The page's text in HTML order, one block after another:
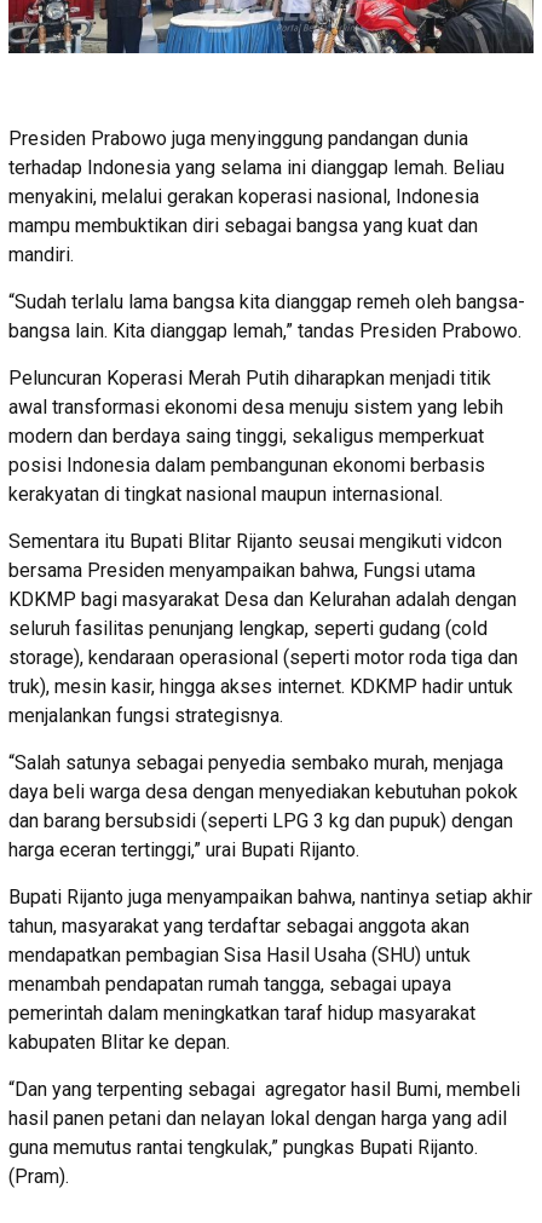
Presiden Prabowo juga menyinggung pandangan dunia
terhadap Indonesia yang selama ini dianggap lemah. Beliau
menyakini, melalui gerakan koperasi nasional, Indonesia
mampu membuktikan diri sebagai bangsa yang kuat dan
mandiri.
“Sudah terlalu lama bangsa kita dianggap remeh oleh bangsa-
bangsa lain. Kita dianggap lemah,” tandas Presiden Prabowo.
Peluncuran Koperasi Merah Putih diharapkan menjadi titik
awal transformasi ekonomi desa menuju sistem yang lebih
modern dan berdaya saing tinggi, sekaligus memperkuat
posisi Indonesia dalam pembangunan ekonomi berbasis
kerakyatan di tingkat nasional maupun internasional.
Sementara itu Bupati Blitar Rijanto seusai mengikuti vidcon
bersama Presiden menyampaikan bahwa, Fungsi utama
KDKMP bagi masyarakat Desa dan Kelurahan adalah dengan
seluruh fasilitas penunjang lengkap, seperti gudang (cold
storage), kendaraan operasional (seperti motor roda tiga dan
truk), mesin kasir, hingga akses internet. KDKMP hadir untuk
menjalankan fungsi strategisnya.
“Salah satunya sebagai penyedia sembako murah, menjaga
daya beli warga desa dengan menyediakan kebutuhan pokok
dan barang bersubsidi (seperti LPG 3 kg dan pupuk) dengan
harga eceran tertinggi,” urai Bupati Rijanto.
Bupati Rijanto juga menyampaikan bahwa, nantinya setiap akhir
tahun, masyarakat yang terdaftar sebagai anggota akan
mendapatkan pembagian Sisa Hasil Usaha (SHU) untuk
menambah pendapatan rumah tangga, sebagai upaya
pemerintah dalam meningkatkan taraf hidup masyarakat
kabupaten Blitar ke depan.
“Dan yang terpenting sebagai agregator hasil Bumi, membeli
hasil panen petani dan nelayan lokal dengan harga yang adil
guna memutus rantai tengkulak,” pungkas Bupati Rijanto.
(Pram).